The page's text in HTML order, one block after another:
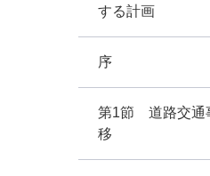
する計画
序
第1節 道路交通
移